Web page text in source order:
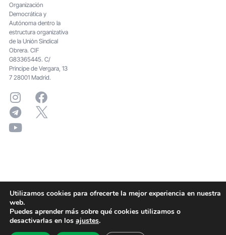
Organización
Democrática y
Autónoma dentro la
estructura organizativa
de la Unión Sindical
Obrera. CIF
G83365445. C/
Principe de Vergara, 13
7 28001 Madrid.
Utilizamos cookies para ofrecerte la mejor experiencia en nuestra
web.
Puedes aprender más sobre qué cookies utilizamos o
desactivarlas en los ajustes.